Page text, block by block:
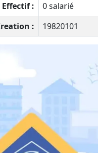
Effectif :
0 salarié
:
19820101